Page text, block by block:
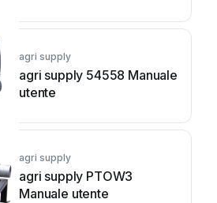
agri supply
agri supply 54558 Manuale
utente
agri supply
agri supply PTOW3
Manuale utente